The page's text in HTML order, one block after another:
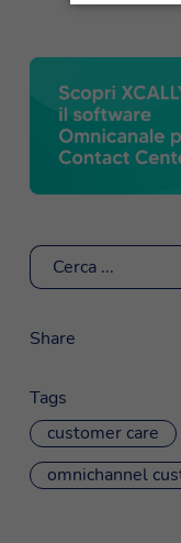
Cerca
Share
Tags
customer care
omnichannel